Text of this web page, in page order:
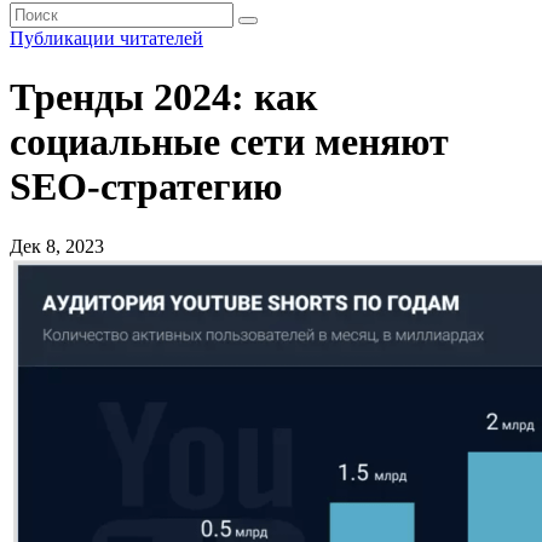
Публикации читателей
Тренды 2024: как
социальные сети меняют
SEO-стратегию
Дек 8, 2023